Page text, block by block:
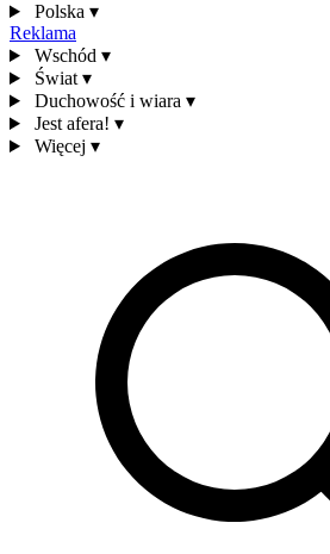
Polska ▾
Reklama
Wschód ▾
Świat ▾
Duchowość i wiara ▾
Jest afera! ▾
Więcej ▾